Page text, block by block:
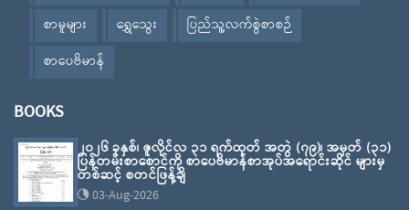
စာမူများ
ရွှေသွေး
ပြည်သူ့လက်စွဲစာစဉ်
စာပေဗိမာန်
BOOKS
၂၀၂၆ ခုနှစ်၊ ဇူလိုင်လ ၃၁ ရက်ထုတ် အတွဲ (၇၉)၊ အမှတ် (၃၁)
ပြန်တမ်းစာစောင်ကို စာပေဗိမာန်စာအုပ်အရောင်းဆိုင် များမှ
တစ်ဆင့် စတင်ဖြန့်ချိ
03-Aug-2026